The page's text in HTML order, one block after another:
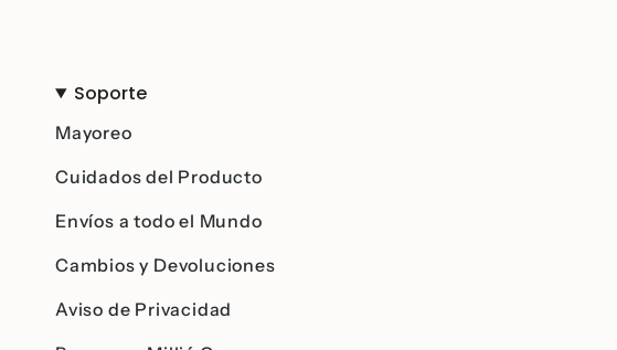
Soporte
Mayoreo
Cuidados del Producto
Envíos a todo el Mundo
Cambios y Devoluciones
Aviso de Privacidad